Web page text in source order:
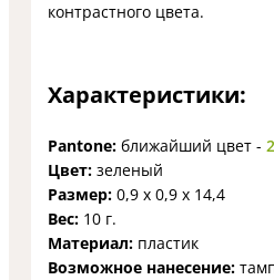
контрастного цвета.
Характеристики:
Pantone: ближайший цвет -
Цвет: зеленый
Размер: 0,9 х 0,9 х 14,4
Вес: 10 г.
Материал: пластик
Возможное нанесение: